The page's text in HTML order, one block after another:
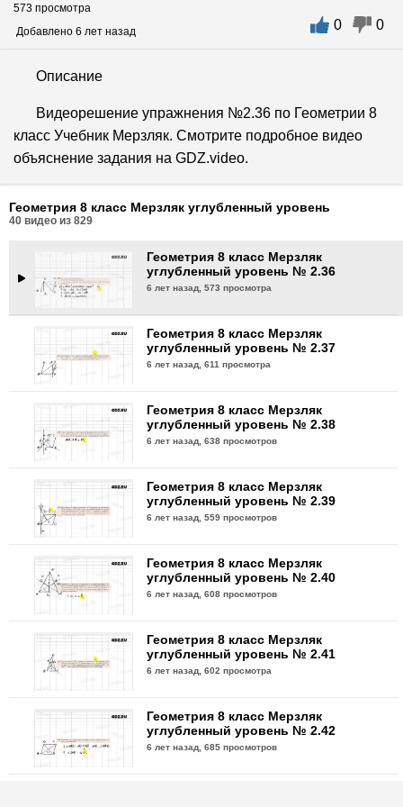
573 просмотра
Добавлено 6 лет назад
0 0
Описание
Видеорешение упражнения №2.36 по Геометрии 8
класс Учебник Мерзляк. Смотрите подробное видео
объяснение задания на GDZ.video.
Геометрия 8 класс Мерзляк углубленный уровень
40 видео из 829
Геометрия 8 класс Мерзляк
углубленный уровень № 2.34
6 лет назад,577 просмотров
6 лет назад,694 просмотра
Геометрия 8 класс Мерзляк
углубленный уровень № 2.36
6 лет назад,573 просмотра
Геометрия 8 класс Мерзляк
углубленный уровень № 2.37
6 лет назад,611 просмотра
Геометрия 8 класс Мерзляк
углубленный уровень № 2.38
6 лет назад,638 просмотров
Геометрия 8 класс Мерзляк
углубленный уровень № 2.39
6 лет назад,559 просмотров
Геометрия 8 класс Мерзляк
углубленный уровень № 2.40
6 лет назад,608 просмотров
Геометрия 8 класс Мерзляк
углубленный уровень № 2.41
6 лет назад,602 просмотра
Геометрия 8 класс Мерзляк
углубленный уровень № 2.42
6 лет назад,685 просмотров